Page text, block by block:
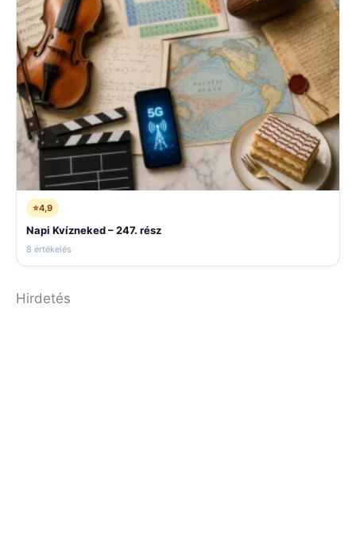
⭐4,9
Napi Kvízneked – 247. rész
8 értékelés
Hirdetés